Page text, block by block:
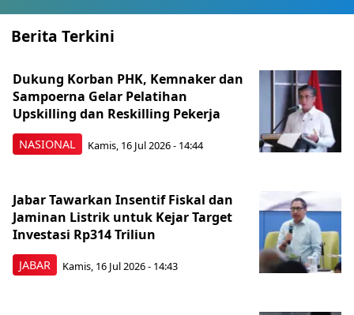
Berita Terkini
NASIONAL
Dukung Korban PHK, Kemnaker dan
Sampoerna Gelar Pelatihan
Upskilling dan Reskilling Pekerja
Kamis, 16 Jul 2026 - 14:44
JABAR
Jabar Tawarkan Insentif Fiskal dan
Jaminan Listrik untuk Kejar Target
Investasi Rp314 Triliun
Kamis, 16 Jul 2026 - 14:43